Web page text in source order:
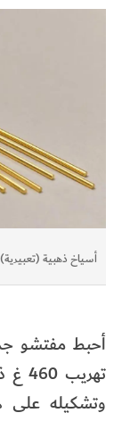
أسياخ ذهبية (تعبيرية)
أحبط مفتشو
وتشكيله على